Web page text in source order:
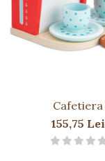
Cafetiera
155,75 Lei